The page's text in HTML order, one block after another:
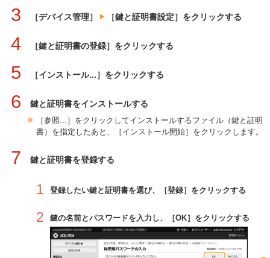
3 ［デバイス管理］ ［鍵と証明書設定］をクリックする
4 ［鍵と証明書の登録］をクリックする
5 ［インストール...］をクリックする
6 鍵と証明書をインストールする
［参照...］をクリックしてインストールするファイル（鍵と証明
書）を指定したあと、［インストール開始］をクリックします。
7 鍵と証明書を登録する
1 登録したい鍵と証明書を選び、［登録］をクリックする
2 鍵の名前とパスワードを入力し、［OK］をクリックする